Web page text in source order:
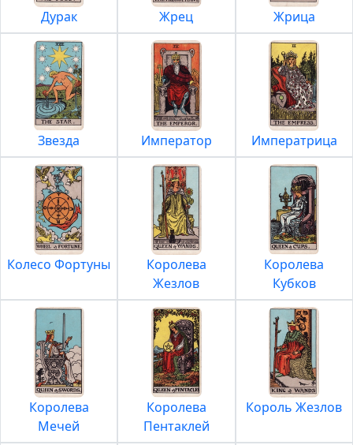
Дурак Жрец Жрица
Звезда Император Императрица
Колесо Фортуны
Королева
Жезлов
Королева
Кубков
Королева
Мечей
Королева
Пентаклей
Король Жезлов